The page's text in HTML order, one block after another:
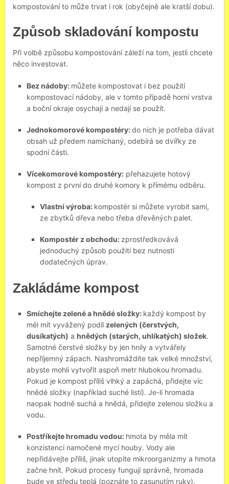
kompostování to může trvat i rok (obyčejně ale kratší dobu).
Způsob skladování kompostu
Při volbě způsobu kompostování záleží na tom, jestli chcete
něco investovat.
Bez nádoby: můžete kompostovat i bez použití
kompostovací nádoby, ale v tomto případě horní vrstva
a boční okraje osychají a nedají se použít.
Jednokomorové kompostéry:do nich je potřeba dávat
obsah už předem namíchaný, odebírá se dvířky ze
spodní části.
Vícekomorové kompostéry:přehazujete hotový
kompost z první do druhé komory k přímému odběru.
Vlastní výroba: kompostér si můžete vyrobit sami,
ze zbytků dřeva nebo třeba dřevěných palet.
Kompostér z obchodu: zprostředkovává
jednoduchý způsob použití bez nutnosti
dodatečných úprav.
Zakládáme kompost
Smíchejte zelené a hnědé složky: každý kompost by
měl mít vyvážený podíl zelených (čerstvých,
dusíkatých) a hnědých (starých, uhlíkatých) složek.
Samotné čerstvé složky by jen hnily a vytvářely
nepříjemný zápach. Nashromáždíte tak velké množství,
abyste mohli vytvořit aspoň metr hlubokou hromadu.
Pokud je kompost příliš vlhký a zapáchá, přidejte víc
hnědé složky (například suché listí). Je-li hromada
naopak hodně suchá a hnědá, přidejte zelenou složku a
vodu.
Postříkejte hromadu vodou: hmota by měla mít
konzistenci namočené mycí houby. Vody ale
nepřidávejte příliš, jinak utopíte mikroorganizmy a hmota
začne hnít. Pokud procesy fungují správně, hromada
bude ve středu teplá (poznáte to zasunutím ruky).